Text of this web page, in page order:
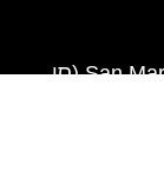
הסיורים החינמיים בSan Martín de los Andes (סן